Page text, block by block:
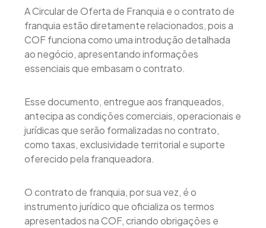
A Circular de Oferta de Franquia e o contrato de
franquia estão diretamente relacionados, pois a
COF funciona como uma introdução detalhada
ao negócio, apresentando informações
essenciais que embasam o contrato.
Esse documento, entregue aos franqueados,
antecipa as condições comerciais, operacionais e
jurídicas que serão formalizadas no contrato,
como taxas, exclusividade territorial e suporte
oferecido pela franqueadora.
O contrato de franquia, por sua vez, é o
instrumento jurídico que oficializa os termos
apresentados na COF, criando obrigações e